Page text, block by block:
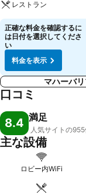
レストラン
正確な料金を確認するに
は日付を選択してくださ
い
料金を表示
マハーバ
口コミ
8.4 満足
人気サイトの
主な設備
ロビー内WiFi